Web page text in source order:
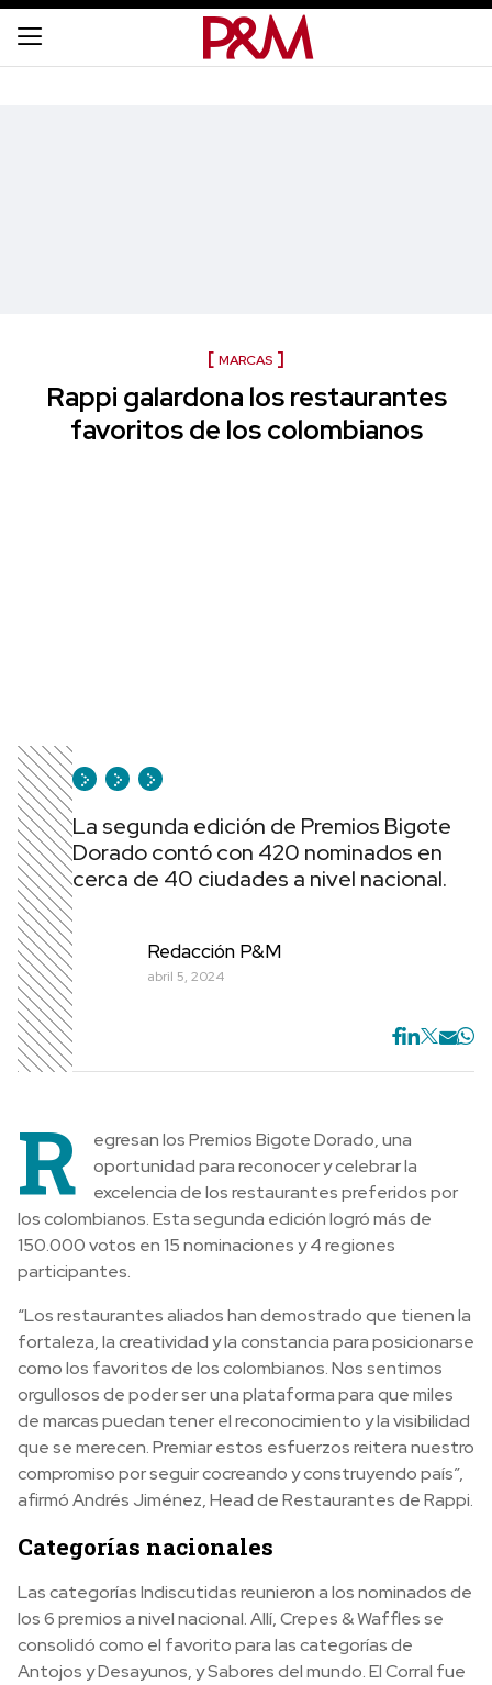
MARCAS
Rappi galardona los restaurantes
favoritos de los colombianos
La segunda edición de Premios Bigote
Dorado contó con 420 nominados en
cerca de 40 ciudades a nivel nacional.
Redacción P&M
abril 5, 2024
R
egresan los Premios Bigote Dorado, una
oportunidad para reconocer y celebrar la
excelencia de los restaurantes preferidos por
los colombianos. Esta segunda edición logró más de
150.000 votos en 15 nominaciones y 4 regiones
participantes.
“Los restaurantes aliados han demostrado que tienen la
fortaleza, la creatividad y la constancia para posicionarse
como los favoritos de los colombianos. Nos sentimos
orgullosos de poder ser una plataforma para que miles
de marcas puedan tener el reconocimiento y la visibilidad
que se merecen. Premiar estos esfuerzos reitera nuestro
compromiso por seguir cocreando y construyendo país”,
afirmó Andrés Jiménez, Head de Restaurantes de Rappi.
Categorías nacionales
Las categorías Indiscutidas reunieron a los nominados de
los 6 premios a nivel nacional. Allí, Crepes & Waffles se
consolidó como el favorito para las categorías de
Antojos y Desayunos, y Sabores del mundo. El Corral fue